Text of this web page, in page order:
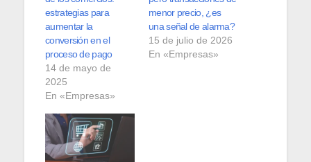
estrategias para
aumentar la
conversión en el
proceso de pago
14 de mayo de
2025
En «Empresas»
menor precio, ¿es
una señal de alarma?
15 de julio de 2026
En «Empresas»